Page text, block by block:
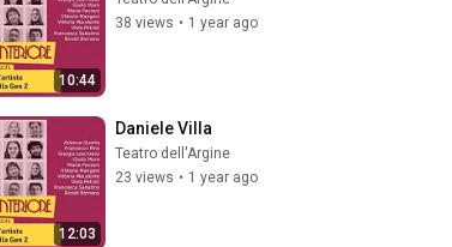
10:44
38 views • 1 year ago
12:03
Daniele Villa
Teatro dell'Argine
23 views • 1 year ago